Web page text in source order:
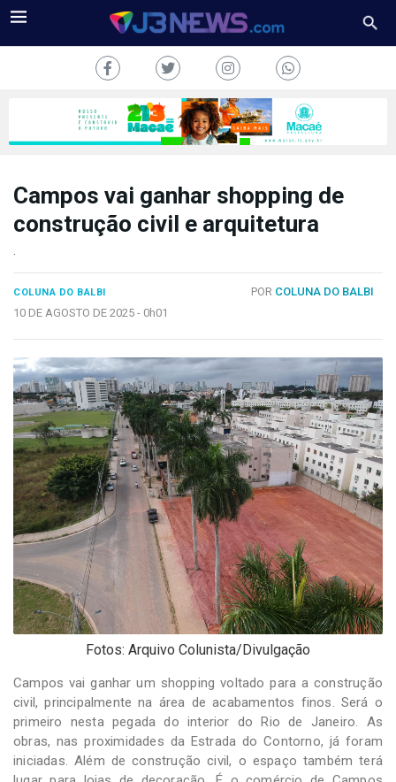
CONOSCO
Copyright
2024
Desenvolvido
por
Hesea
Tecnologia
Sistemas
Campos vai ganhar shopping de
construção civil e arquitetura
COLUNA DO BALBI POR COLUNA DO BALBI
10 DE AGOSTO DE 2025 - 0h01
Fotos: Arquivo Colunista/Divulgação
Campos vai ganhar um shopping voltado para a construção
civil, principalmente na área de acabamentos finos. Será o
primeiro nesta pegada do interior do Rio de Janeiro. As
obras, nas proximidades da Estrada do Contorno, já foram
iniciadas. Além de construção civil, o espaço também terá